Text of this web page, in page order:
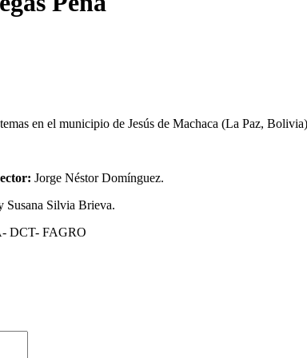
en el municipio de Jesús de Machaca (La Paz,
Jorge Néstor Domínguez.
Susana Silvia Brieva.
DCT- FAGRO